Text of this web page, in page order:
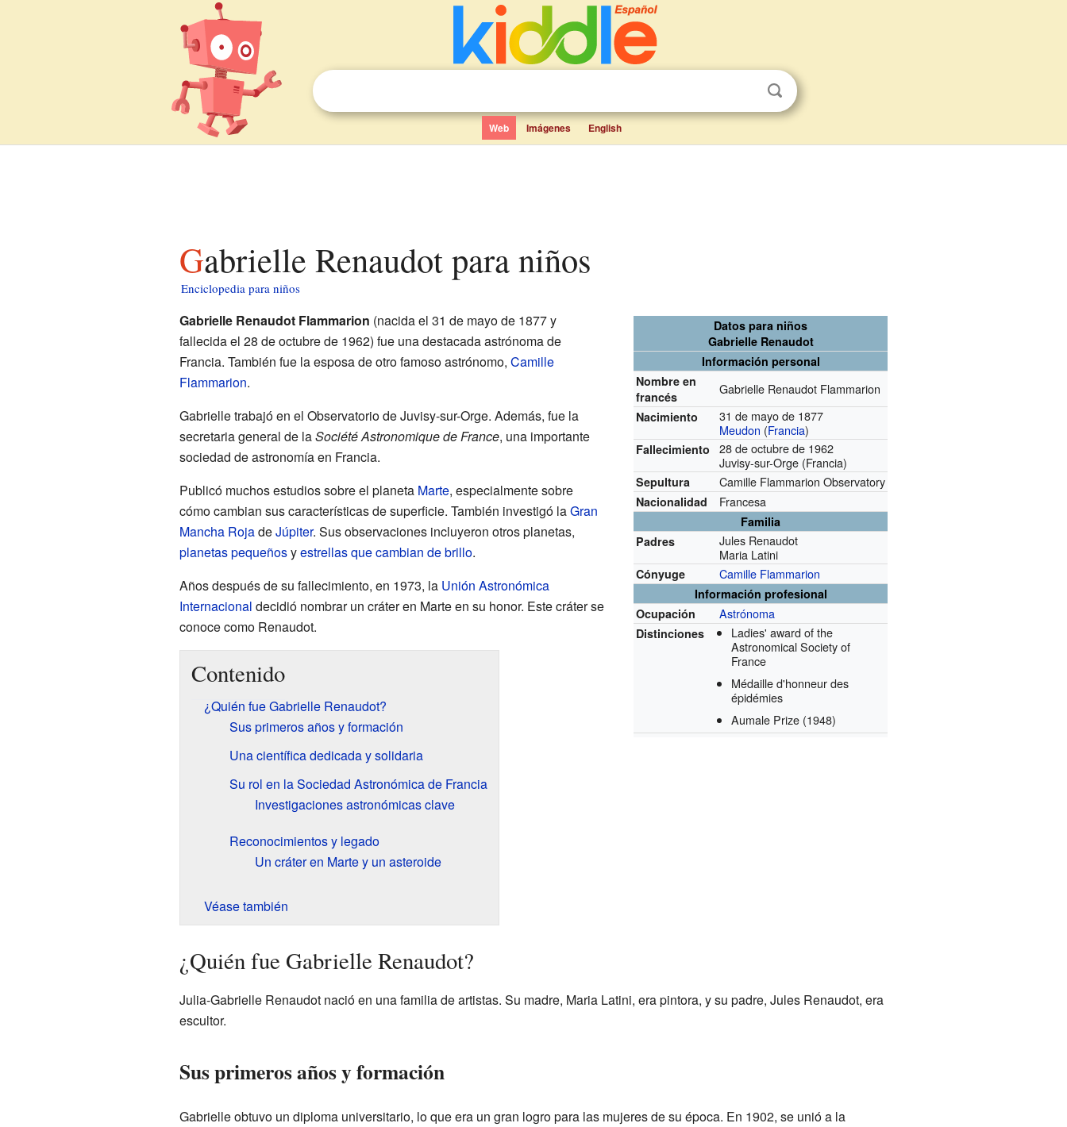
Web Imágenes English
Gabrielle Renaudot para niños
Enciclopedia para niños
Datos para niños
Gabrielle Renaudot
Información personal
Nombre en
francés
Gabrielle Renaudot Flammarion
Nacimiento
31 de mayo de 1877
Meudon (Francia)
Fallecimiento
28 de octubre de 1962
Juvisy-sur-Orge (Francia)
Sepultura Camille Flammarion Observatory
Nacionalidad Francesa
Familia
Padres
Jules Renaudot
Maria Latini
Cónyuge Camille Flammarion
Información profesional
Ocupación
Astrónoma
Distinciones
Ladies' award of the
Astronomical Society of
France
Médaille d'honneur des
épidémies
Aumale Prize (1948)
Gabrielle Renaudot Flammarion (nacida el 31 de mayo de 1877 y
fallecida el 28 de octubre de 1962) fue una destacada astrónoma de
Francia. También fue la esposa de otro famoso astrónomo, Camille
Flammarion.
Gabrielle trabajó en el Observatorio de Juvisy-sur-Orge. Además, fue la
secretaria general de laSociété Astronomique de France, una importante
sociedad de astronomía en Francia.
Publicó muchos estudios sobre el planeta Marte, especialmente sobre
cómo cambian sus características de superficie. También investigó laGran
Mancha RojadeJúpiter. Sus observaciones incluyeron otros planetas,
planetas pequeñosyestrellas que cambian de brillo.
Años después de su fallecimiento, en 1973, la Unión Astronómica
Internacional decidió nombrar un cráter en Marte en su honor. Este cráter se
conoce como Renaudot.
Contenido
¿Quién fue Gabrielle Renaudot?
Sus primeros años y formación
Una científica dedicada y solidaria
Su rol en la Sociedad Astronómica de Francia
Investigaciones astronómicas clave
Reconocimientos y legado
Un cráter en Marte y un asteroide
Véase también
¿Quién fue Gabrielle Renaudot?
Julia-Gabrielle Renaudot nació en una familia de artistas. Su madre, Maria Latini, era pintora, y su padre, Jules Renaudot, era
escultor.
Sus primeros años y formación
Gabrielle obtuvo un diploma universitario, lo que era un gran logro para las mujeres de su época. En 1902, se unió a la